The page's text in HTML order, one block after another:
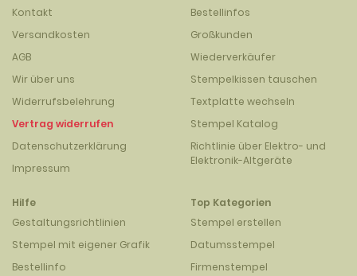
Kontakt
Versandkosten
AGB
Wir über uns
Widerrufsbelehrung
Vertrag widerrufen
Datenschutzerklärung
Impressum
Bestellinfos
Großkunden
Wiederverkäufer
Stempelkissen tauschen
Textplatte wechseln
Stempel Katalog
Richtlinie über Elektro- und
Elektronik-Altgeräte
Hilfe
Gestaltungsrichtlinien
Stempel mit eigener Grafik
Bestellinfo
Top Kategorien
Stempel erstellen
Datumsstempel
Firmenstempel